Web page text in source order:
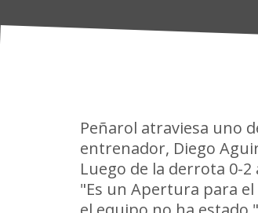
Peñarol atraviesa uno
entrenador, Diego
Luego de la derrota 0-
"Es un Apertura para